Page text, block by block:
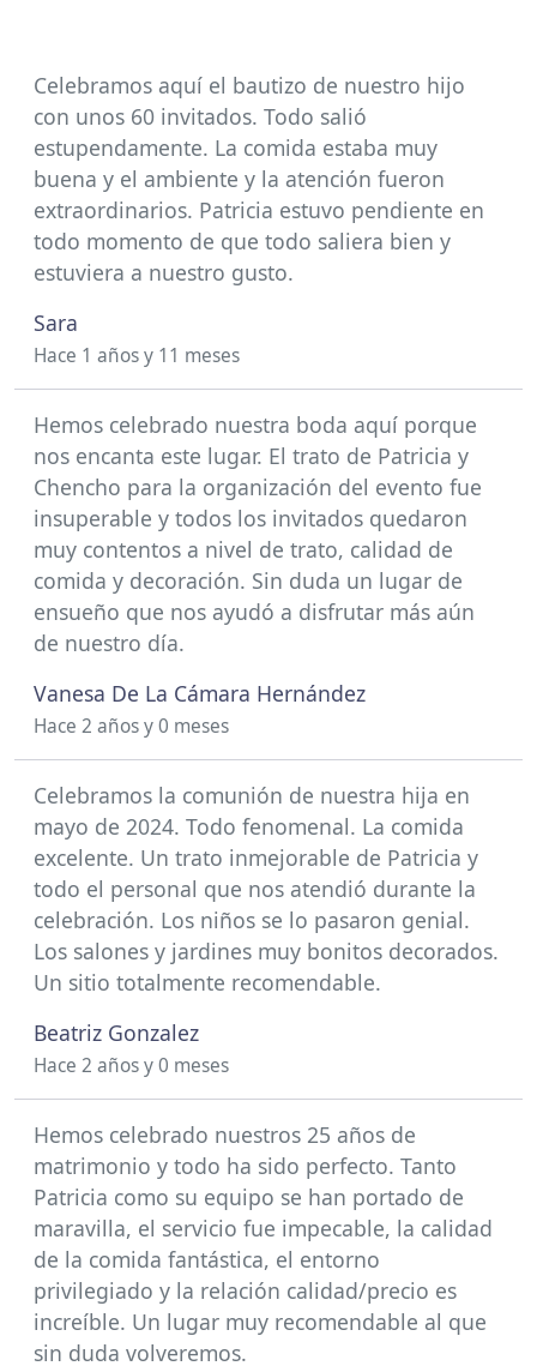
Celebramos aquí el bautizo de nuestro hijo
con unos 60 invitados. Todo salió
estupendamente. La comida estaba muy
buena y el ambiente y la atención fueron
extraordinarios. Patricia estuvo pendiente en
todo momento de que todo saliera bien y
estuviera a nuestro gusto.
Sara
Hace 1 años y 11 meses
Hemos celebrado nuestra boda aquí porque
nos encanta este lugar. El trato de Patricia y
Chencho para la organización del evento fue
insuperable y todos los invitados quedaron
muy contentos a nivel de trato, calidad de
comida y decoración. Sin duda un lugar de
ensueño que nos ayudó a disfrutar más aún
de nuestro día.
Vanesa De La Cámara Hernández
Hace 2 años y 0 meses
Celebramos la comunión de nuestra hija en
mayo de 2024. Todo fenomenal. La comida
excelente. Un trato inmejorable de Patricia y
todo el personal que nos atendió durante la
celebración. Los niños se lo pasaron genial.
Los salones y jardines muy bonitos decorados.
Un sitio totalmente recomendable.
Beatriz Gonzalez
Hace 2 años y 0 meses
Hemos celebrado nuestros 25 años de
matrimonio y todo ha sido perfecto. Tanto
Patricia como su equipo se han portado de
maravilla, el servicio fue impecable, la calidad
de la comida fantástica, el entorno
privilegiado y la relación calidad/precio es
increíble. Un lugar muy recomendable al que
sin duda volveremos.